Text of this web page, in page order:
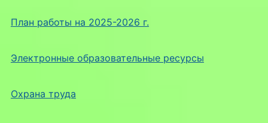
План работы на 2025-2026 г.
Электронные образовательные ресурсы
Охрана труда